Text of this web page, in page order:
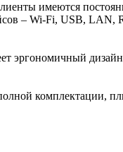
имеются
– Wi-Fi, USB, LAN,
дизайн
комплектации,